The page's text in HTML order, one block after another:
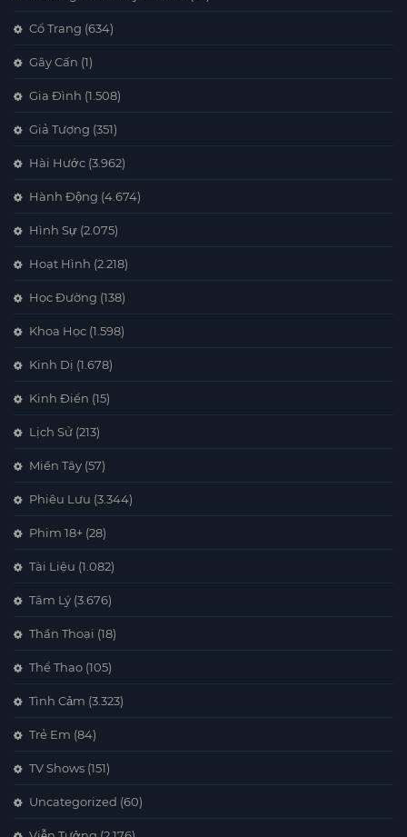
Cổ Trang (634)
Gây Cấn (1)
Gia Đình (1.508)
Giả Tượng (351)
Hài Hước (3.962)
Hành Động (4.674)
Hình Sự (2.075)
Hoạt Hình (2.218)
Học Đường (138)
Khoa Học (1.598)
Kinh Dị (1.678)
Kinh Điển (15)
Lịch Sử (213)
Miền Tây (57)
Phiêu Lưu (3.344)
Phim 18+ (28)
Tài Liệu (1.082)
Tâm Lý (3.676)
Thần Thoại (18)
Thể Thao (105)
Tình Cảm (3.323)
Trẻ Em (84)
TV Shows (151)
Uncategorized (60)